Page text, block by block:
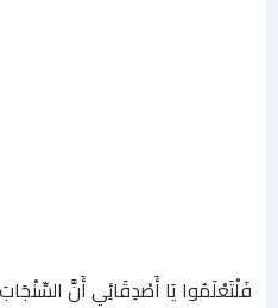
فَلْتَعْلَمُوا يَا أَصْدِقَائِي أَنَّ